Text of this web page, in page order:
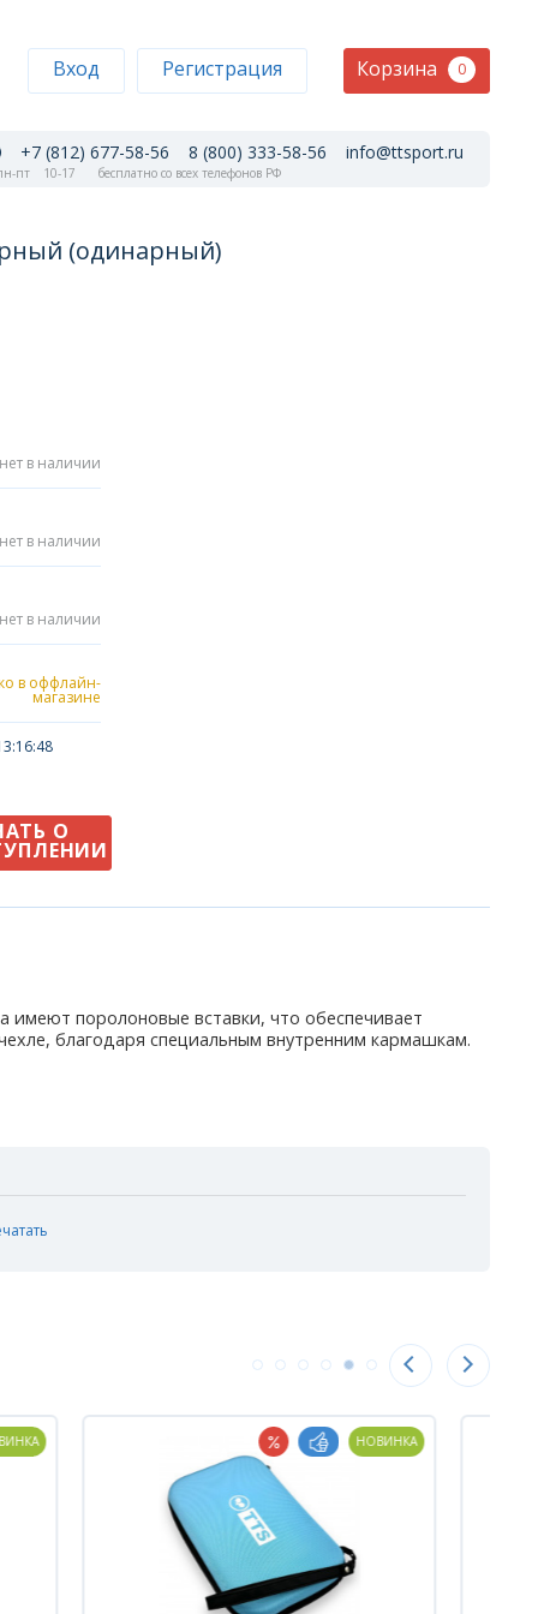
Вход Регистрация Корзина 0
+7 (812) 677-58-56 8 (800) 333-58-56 info@ttsport.ru
пт 10-17 бесплатно со всех телефонов РФ
(одинарный)
нет в наличии
нет в наличии
нет в наличии
в оффлайн-
магазине
О
имеют поролоновые вставки, что обеспечивает
благодаря специальным внутренним кармашкам.
НОВИНКА